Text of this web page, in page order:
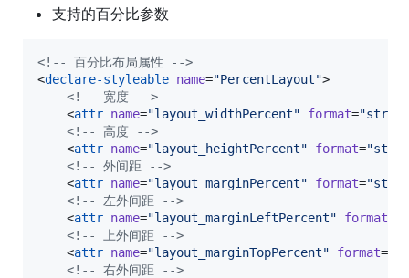
支持的百分比参数
<!-- 百分比布局属性
-->
<declare-styleable name="PercentLayout">
<!--
宽度
-->
    <
attr name="layout_widthPercent" format="string
<!--
高度
-->
    <
attr name="layout_heightPercent" format="
<!--
外间距
-->
    <
attr name="layout_marginPercent" format="
<!--
左外间距
-->
    <
attr name="layout_marginLeftPercent" format
<!--
上外间距
-->
    <
attr name="layout_marginTopPercent" format=
<!--
右外间距
-->